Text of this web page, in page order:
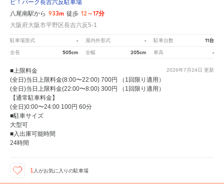
ピ！パーク長吉六反駐車場
八尾南駅から 933m 徒歩 12～17分
大阪府大阪市平野区長吉六反5-1
駐車場形式 - 屋内外形式 - 駐車台数 11台
全長 505cm 全幅 205cm 車高 -
2026年7月24日 更新
■上限料金
(全日)当日上限料金(8:00〜22:00) 700円 （1回限り適用）
(全日)当日上限料金(22:00〜8:00) 300円 （1回限り適用）
【通常駐車料金】
(全日)0:00〜24:00 100円 60分
■駐車サイズ
大型可
■入出庫可能時間
24時間
1 人がお気に入りの駐車場